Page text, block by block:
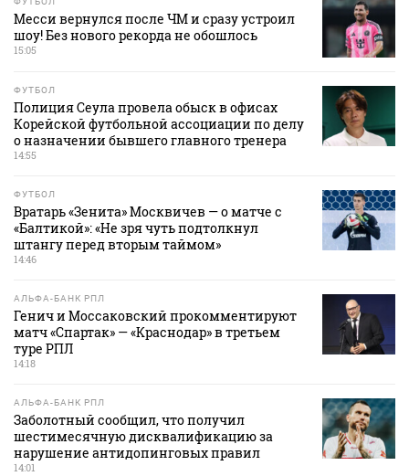
Месси вернулся после ЧМ и сразу устроил
шоу! Без нового рекорда не обошлось
15:05
ФУТБОЛ
Полиция Сеула провела обыск в офисах
Корейской футбольной ассоциации по делу
о назначении бывшего главного тренера
14:55
ФУТБОЛ
Вратарь «Зенита» Москвичев — о матче с
«Балтикой»: «Не зря чуть подтолкнул
штангу перед вторым таймом»
14:46
АЛЬФА-БАНК РПЛ
Генич и Моссаковский прокомментируют
матч «Спартак» — «Краснодар» в третьем
туре РПЛ
14:18
АЛЬФА-БАНК РПЛ
Заболотный сообщил, что получил
шестимесячную дисквалификацию за
нарушение антидопинговых правил
14:01